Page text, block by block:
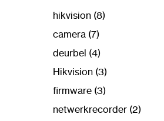
hikvision (8)
camera (7)
deurbel (4)
Hikvision (3)
firmware (3)
netwerkrecorder (2)